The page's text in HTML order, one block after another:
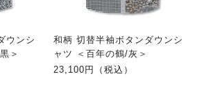
ウンシ
＞
和柄 切替半袖ボタンダウンシ
ャツ ＜百年の鶴/灰＞
23,100円（税込）